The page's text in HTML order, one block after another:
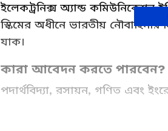
ইলেকট্রনিক্স অ্যান্ড কমিউনিকেশন
স্কিমের অধীনে ভারতীয়
যাক।
কারা আবেদন করতে পারবেন?
পদার্থবিদ্যা, রসায়ন, গণিত এবং